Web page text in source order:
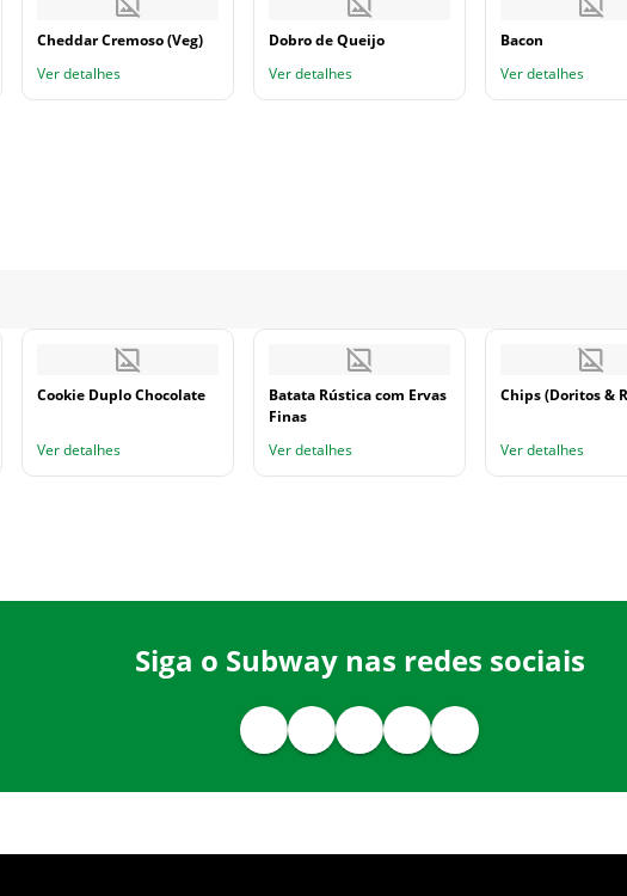
Cheddar Cremoso (Veg)
Ver detalhes
Dobro de Queijo
Ver detalhes
Bacon
Ver detalhes
Cookie Duplo Chocolate
Ver detalhes
Batata Rústica com Ervas
Finas
Ver detalhes
Chips (Doritos &
Ver detalhes
Siga o Subway nas redes sociais